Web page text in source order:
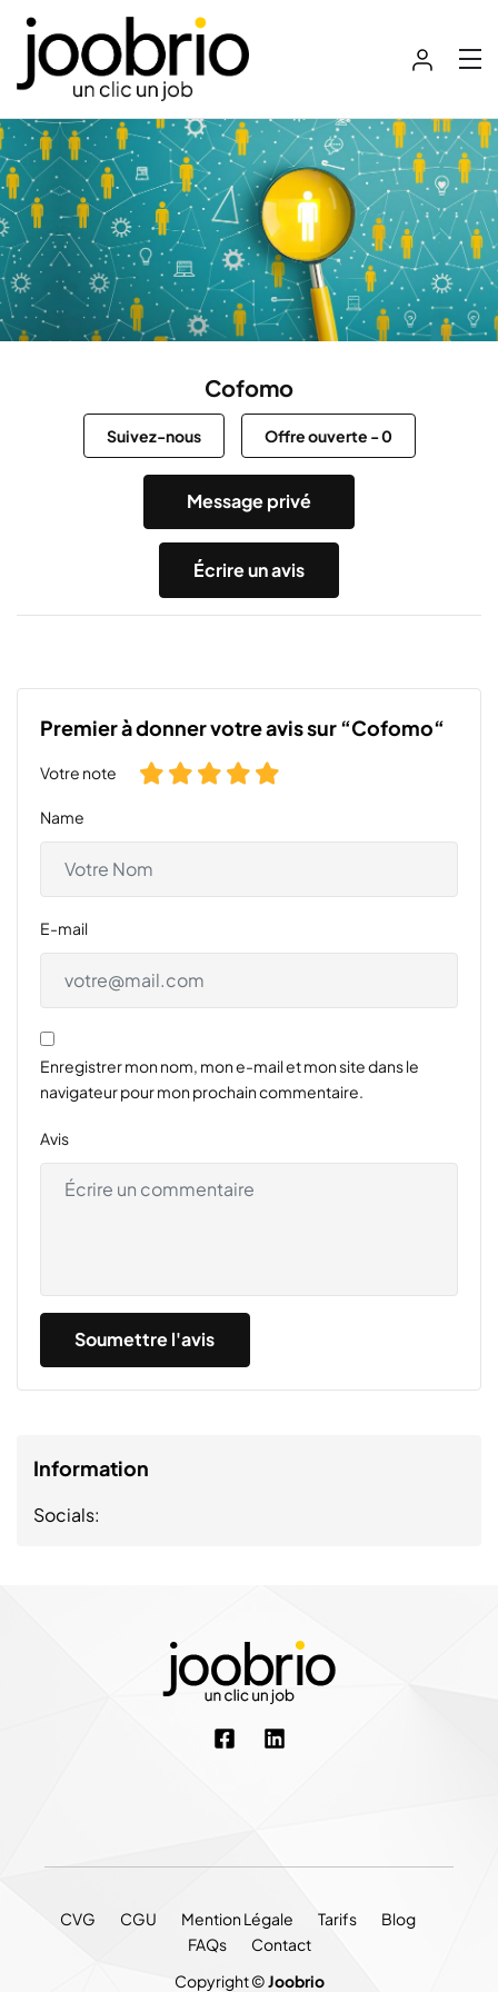
Cofomo
Suivez-nous Offre ouverte -0
Message privé
Écrire un avis
Premier à donner votre avis sur “Cofomo“
Votre note
Name
E-mail
Enregistrer mon nom, mon e-mail et mon site dans le
navigateur pour mon prochain commentaire.
Avis
Information
Socials:
CVG CGU Mention Légale Tarifs
Blog
FAQs
Contact
Copyright ©Joobrio